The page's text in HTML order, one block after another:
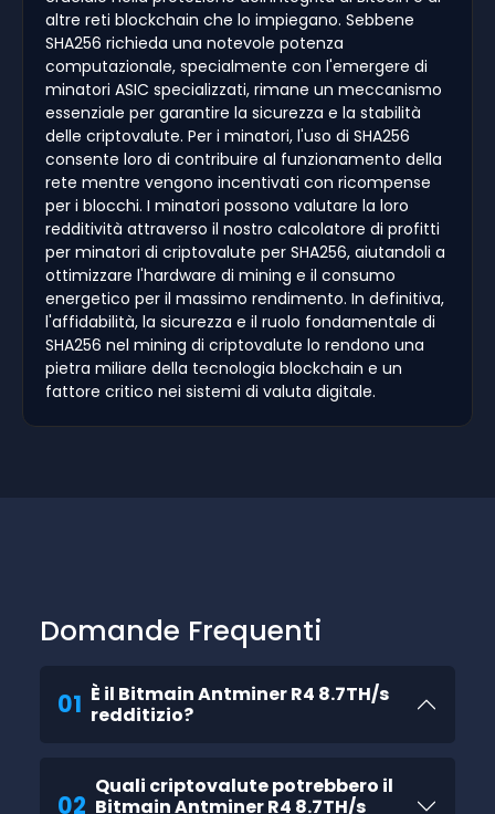
altre reti blockchain che lo impiegano. Sebbene
SHA256 richieda una notevole potenza
computazionale, specialmente con l'emergere di
minatori ASIC specializzati, rimane un meccanismo
essenziale per garantire la sicurezza e la stabilità
delle criptovalute. Per i minatori, l'uso di SHA256
consente loro di contribuire al funzionamento della
rete mentre vengono incentivati con ricompense
per i blocchi. I minatori possono valutare la loro
redditività attraverso il nostro calcolatore di profitti
per minatori di criptovalute per SHA256, aiutandoli a
ottimizzare l'hardware di mining e il consumo
energetico per il massimo rendimento. In definitiva,
l'affidabilità, la sicurezza e il ruolo fondamentale di
SHA256 nel mining di criptovalute lo rendono una
pietra miliare della tecnologia blockchain e un
fattore critico nei sistemi di valuta digitale.
Domande Frequenti
01 È il Bitmain Antminer R4 8.7TH/s
redditizio?
02
Quali criptovalute potrebbero il
Bitmain Antminer R4 8.7TH/s